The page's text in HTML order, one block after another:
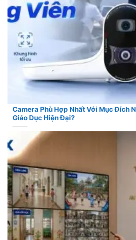
Camera Phù Hợp Nhất Với Mục Đích
Giáo Dục Hiện Đại?